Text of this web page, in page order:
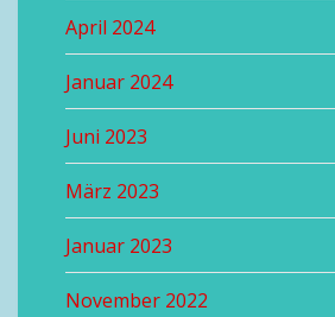
April 2024
Januar 2024
Juni 2023
März 2023
Januar 2023
November 2022